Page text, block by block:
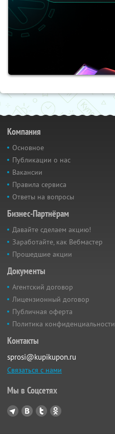
Компания
Основное
Публикации о нас
Вакансии
Правила сервиса
Ответы на вопросы
Бизнес-Партнёрам
Давайте сделаем акцию!
Заработайте, как Вебмастер
Прошедшие акции
Документы
Агентский договор
Лицензионный договор
Публичная оферта
Политика конфиденциальности
Контакты
sprosi@kupikupon.ru
Связаться с нами
Мы в Соцсетях